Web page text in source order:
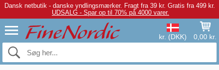
Dansk netbutik - danske yndlingsmærker. Fragt fra 39 kr. Gratis fra 499 kr.
UDSALG - Spar op til 70% på 4000 varer.
kr. (DKK) 0,00 kr.